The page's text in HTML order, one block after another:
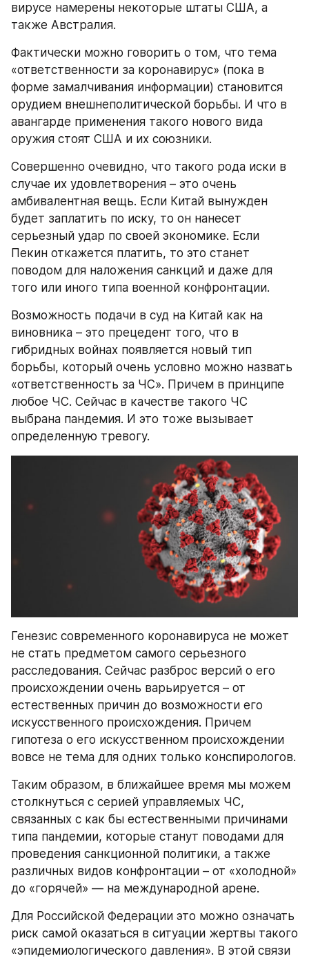
вирусе намерены некоторые штаты США, а
также Австралия.
Фактически можно говорить о том, что тема
«ответственности за коронавирус» (пока в
форме замалчивания информации) становится
орудием внешнеполитической борьбы. И что в
авангарде применения такого нового вида
оружия стоят США и их союзники.
Совершенно очевидно, что такого рода иски в
случае их удовлетворения – это очень
амбивалентная вещь. Если Китай вынужден
будет заплатить по иску, то он нанесет
серьезный удар по своей экономике. Если
Пекин откажется платить, то это станет
поводом для наложения санкций и даже для
того или иного типа военной конфронтации.
Возможность подачи в суд на Китай как на
виновника – это прецедент того, что в
гибридных войнах появляется новый тип
борьбы, который очень условно можно назвать
«ответственность за ЧС». Причем в принципе
любое ЧС. Сейчас в качестве такого ЧС
выбрана пандемия. И это тоже вызывает
определенную тревогу.
Генезис современного коронавируса не может
не стать предметом самого серьезного
расследования. Сейчас разброс версий о его
происхождении очень варьируется – от
естественных причин до возможности его
искусственного происхождения. Причем
гипотеза о его искусственном происхождении
вовсе не тема для одних только конспирологов.
Таким образом, в ближайшее время мы можем
столкнуться с серией управляемых ЧС,
связанных с как бы естественными причинами
типа пандемии, которые станут поводами для
проведения санкционной политики, а также
различных видов конфронтации – от «холодной»
до «горячей» — на международной арене.
Для Российской Федерации это можно означать
риск самой оказаться в ситуации жертвы такого
«эпидемиологического давления». В этой связи